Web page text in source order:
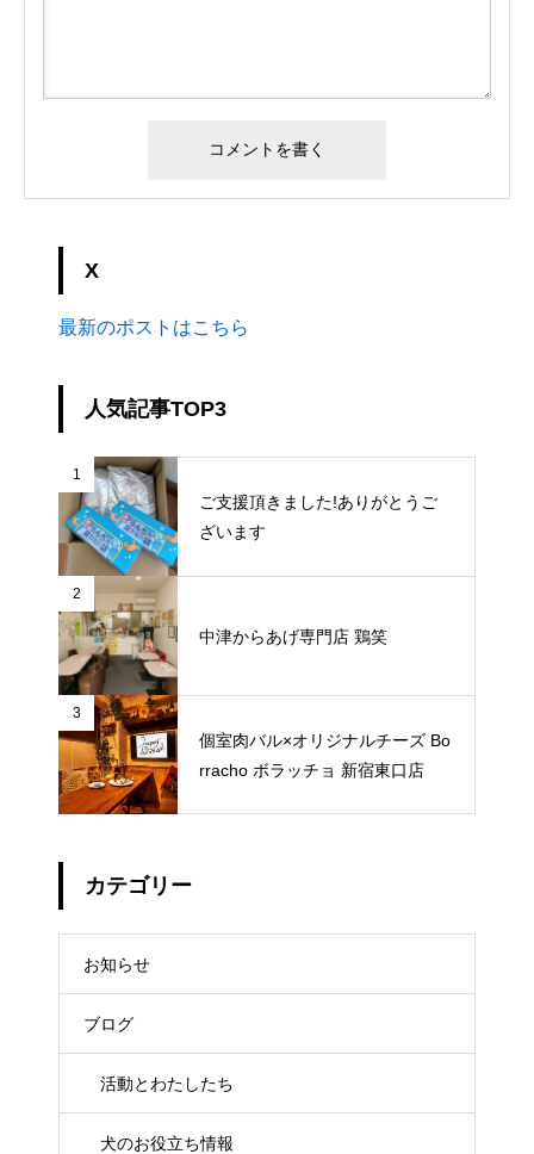
X
最新のポストはこちら
人気記事TOP3
1
ご支援頂きました!ありがとうご
ざいます
2
中津からあげ専門店 鶏笑
3
個室肉バル×オリジナルチーズ Bo
rracho ボラッチョ 新宿東口店
カテゴリー
お知らせ
ブログ
活動とわたしたち
犬のお役立ち情報